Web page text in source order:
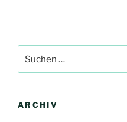
nach:
ARCHIV